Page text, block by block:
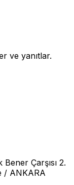
ve yanıtlar.
Çarşısı 2.
/ ANKARA